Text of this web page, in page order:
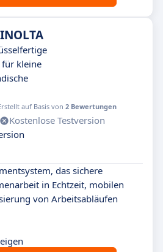
für kleine
auf Basis von 2 Bewertungen
Kostenlose Testversion
das sichere
in Echtzeit, mobilen
von Arbeitsabläufen